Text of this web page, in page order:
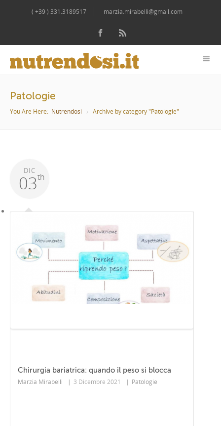
( +39 ) 331.3189517 marzia.mirabelli@gmail.com
Patologie
You Are Here: Nutrendosi Archive by category "Patologie"
03th
DIC
Chirurgia bariatrica: quando il peso si blocca
Marzia Mirabelli | 3 Dicembre 2021 | Patologie